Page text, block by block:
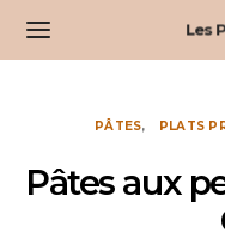
Les
PÂTES PLATS
Pâtes aux